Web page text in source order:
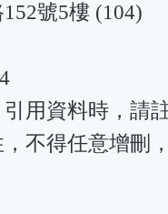
號5樓 (104)
用資料時，請
不得任意增刪